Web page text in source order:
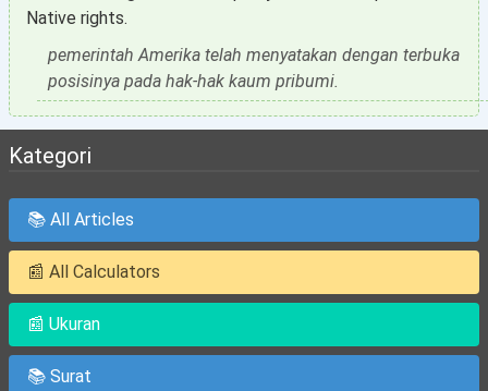
Native rights.
pemerintah Amerika telah menyatakan dengan terbuka
posisinya pada hak-hak kaum pribumi.
Kategori
📚 All Articles
📰 All Calculators
📰 Ukuran
📚 Surat